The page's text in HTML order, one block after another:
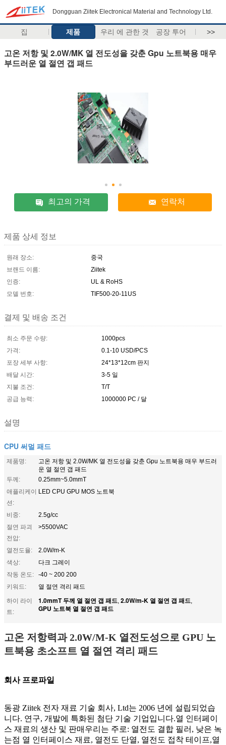
Dongguan Ziitek Electronical Material and Technology Ltd.
집 제품 우리 에 관한 것 공장 투어 >>
고온 저항 및 2.0W/MK 열 전도성을 갖춘 Gpu 노트북용 매우
부드러운 열 절연 갭 패드
최고의 가격 연락처
제품 상세 정보
원래 장소:
중국
브랜드 이름:
Ziitek
인증:
UL & RoHS
모델 번호:
TIF500-20-11US
결제 및 배송 조건
최소 주문 수량:
1000pcs
가격:
0.1-10 USD/PCS
포장 세부 사항:
24*13*12cm 판지
배달 시간:
3-5 일
지불 조건:
T/T
공급 능력:
1000000 PC / 달
설명
CPU 써멀 패드
제품명:
고온 저항 및 2.0W/MK 열 전도성을 갖춘 Gpu 노트북용 매우 부드러
운 열 절연 갭 패드
두께:
0.25mm~5.0mmT
애플리케이
션:
LED CPU GPU MOS 노트북
비중:
2.5g/cc
절연 파괴
전압:
>5500VAC
열전도율:
2.0W/m-K
색상:
다크 그레이
작동 온도:
-40 ~ 200 200
키워드:
열 절연 격리 패드
하이 라이
트:
1.0mmT 두께 열 절연 갭 패드, 2.0W/m-K 열 절연 갭 패드,
GPU 노트북 열 절연 갭 패드
고온 저항력과 2.0W/M-K 열전도성으로 GPU 노
트북용 초소프트 열 절연 격리 패드
회사 프로파일
동광 Ziitek 전자 재료 기술 회사, Ltd는 2006 년에 설립되었습
니다. 연구, 개발에 특화된 첨단 기술 기업입니다.열 인터페이
스 재료의 생산 및 판매우리는 주로: 열전도 결합 필러, 낮은 녹
는점 열 인터페이스 재료, 열전도 단열, 열전도 접착 테이프,열